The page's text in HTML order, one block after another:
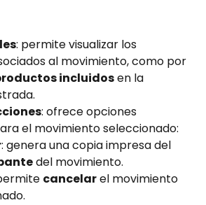
: permite visualizar los
al movimiento, como por
incluidos en la
: ofrece opciones
el movimiento seleccionado:
: genera una copia impresa del
del movimiento.
cancelar el movimiento